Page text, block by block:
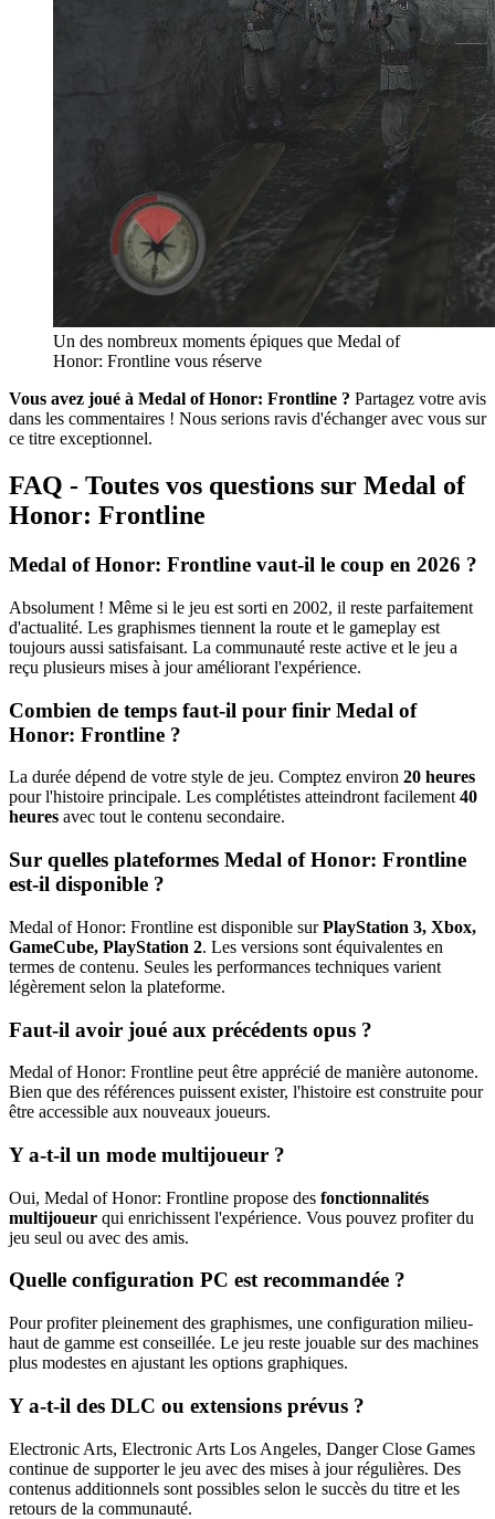
Un des nombreux moments épiques que Medal of
Honor: Frontline vous réserve
Vous avez joué à Medal of Honor: Frontline ? Partagez votre avis
dans les commentaires ! Nous serions ravis d'échanger avec vous sur
ce titre exceptionnel.
FAQ - Toutes vos questions sur Medal of
Honor: Frontline
Medal of Honor: Frontline vaut-il le coup en 2026 ?
Absolument ! Même si le jeu est sorti en 2002, il reste parfaitement
d'actualité. Les graphismes tiennent la route et le gameplay est
toujours aussi satisfaisant. La communauté reste active et le jeu a
reçu plusieurs mises à jour améliorant l'expérience.
Combien de temps faut-il pour finir Medal of
Honor: Frontline ?
La durée dépend de votre style de jeu. Comptez environ 20 heures
pour l'histoire principale. Les complétistes atteindront facilement40
heures avec tout le contenu secondaire.
Sur quelles plateformes Medal of Honor: Frontline
est-il disponible ?
Medal of Honor: Frontline est disponible surPlayStation 3, Xbox,
GameCube, PlayStation 2. Les versions sont équivalentes en
termes de contenu. Seules les performances techniques varient
légèrement selon la plateforme.
Faut-il avoir joué aux précédents opus ?
Medal of Honor: Frontline peut être apprécié de manière autonome.
Bien que des références puissent exister, l'histoire est construite pour
être accessible aux nouveaux joueurs.
Y a-t-il un mode multijoueur ?
Oui, Medal of Honor: Frontline propose des fonctionnalités
multijoueur qui enrichissent l'expérience. Vous pouvez profiter du
jeu seul ou avec des amis.
Quelle configuration PC est recommandée ?
Pour profiter pleinement des graphismes, une configuration milieu-
haut de gamme est conseillée. Le jeu reste jouable sur des machines
plus modestes en ajustant les options graphiques.
Y a-t-il des DLC ou extensions prévus ?
Electronic Arts, Electronic Arts Los Angeles, Danger Close Games
continue de supporter le jeu avec des mises à jour régulières. Des
contenus additionnels sont possibles selon le succès du titre et les
retours de la communauté.